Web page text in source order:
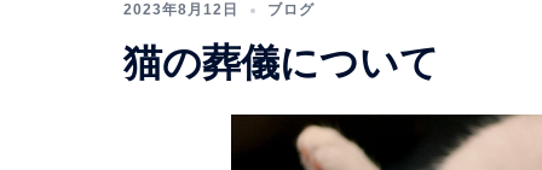
2023年8月12日 ブログ
猫の葬儀について